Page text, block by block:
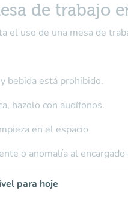
de trabajo
el uso de una mesa de
bebida está prohibido.
hazolo con audífonos.
en el espacio
o anomalía al encargado
para hoje